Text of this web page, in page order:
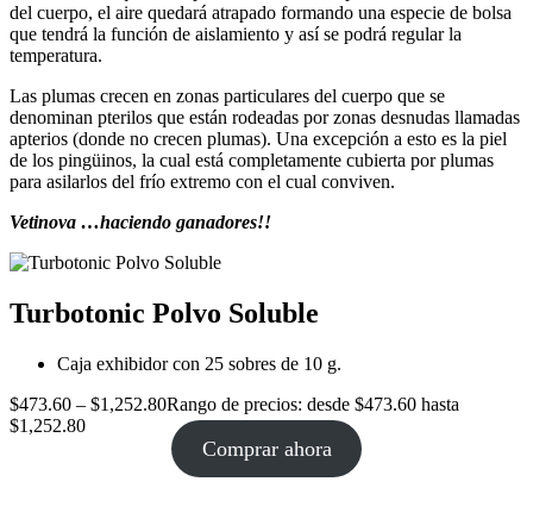
del cuerpo, el aire quedará atrapado formando una especie de bolsa
que tendrá la función de aislamiento y así se podrá regular la
temperatura.
Las plumas crecen en zonas particulares del cuerpo que se
denominan pterilos que están rodeadas por zonas desnudas llamadas
apterios (donde no crecen plumas). Una excepción a esto es la piel
de los pingüinos, la cual está completamente cubierta por plumas
para asilarlos del frío extremo con el cual conviven.
Vetinova …haciendo ganadores!!
Turbotonic Polvo Soluble
Caja exhibidor con 25 sobres de 10 g.
$473.60 – $1,252.80Rango de precios: desde $473.60 hasta
$1,252.80
Comprar ahora